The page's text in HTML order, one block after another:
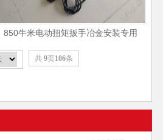
安装用
850牛米电动扭矩扳手冶金安装专用
共 9页106条